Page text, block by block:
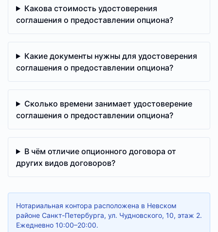
Какова стоимость удостоверения
соглашения о предоставлении опциона?
Какие документы нужны для удостоверения
соглашения о предоставлении опциона?
Сколько времени занимает удостоверение
соглашения о предоставлении опциона?
В чём отличие опционного договора от
других видов договоров?
Нотариальная контора расположена в Невском
районе Санкт-Петербурга, ул. Чудновского, 10, этаж 2.
Ежедневно 10:00–20:00.